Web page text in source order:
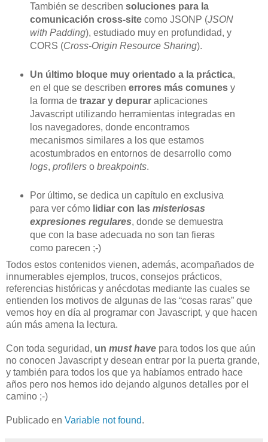
También se describen soluciones para la
comunicación cross-sitecomo JSONP (JSON
with Padding), estudiado muy en profundidad, y
CORS (Cross-Origin Resource Sharing).
Un último bloque muy orientado a la práctica,
en el que se describen errores más comunesy
la forma de trazar y depurar aplicaciones
Javascript utilizando herramientas integradas en
los navegadores, donde encontramos
mecanismos similares a los que estamos
acostumbrados en entornos de desarrollo como
logs, profilerso breakpoints.
Por último, se dedica un capítulo en exclusiva
para ver cómo lidiar con las misteriosas
expresiones regulares, donde se demuestra
que con la base adecuada no son tan fieras
como parecen ;-)
Todos estos contenidos vienen, además, acompañados de
innumerables ejemplos, trucos, consejos prácticos,
referencias históricas y anécdotas mediante las cuales se
entienden los motivos de algunas de las “cosas raras” que
vemos hoy en día al programar con Javascript, y que hacen
aún más amena la lectura.
Con toda seguridad, un must have para todos los que aún
no conocen Javascript y desean entrar por la puerta grande,
y también para todos los que ya habíamos entrado hace
años pero nos hemos ido dejando algunos detalles por el
camino ;-)
Publicado en Variable not found.